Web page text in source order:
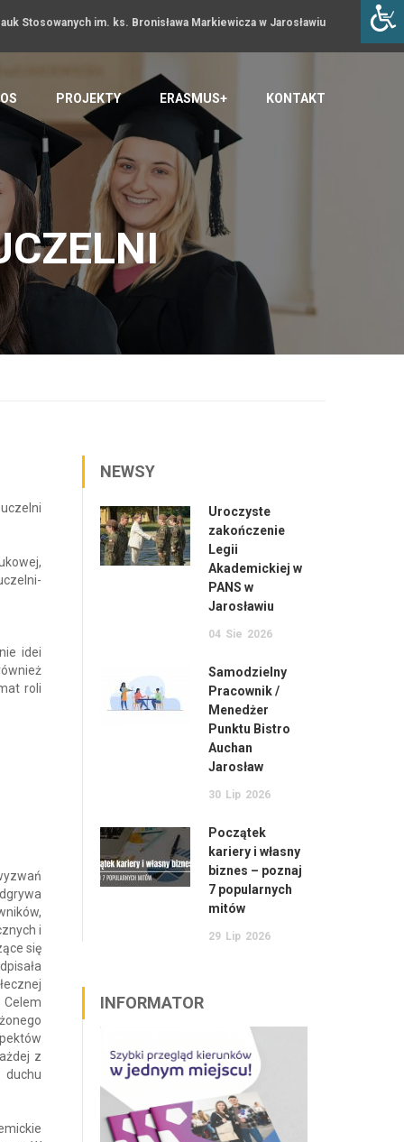
Stosowanych im. ks. Bronisława Markiewicza w Jarosławiu
PROJEKTY ERASMUS+ KONTAKT
idei
roli
i
się
z
duchu
NEWSY
Uroczyste
zakończenie
Legii
Akademickiej w
PANS w
Jarosławiu
04 Sie 2026
Samodzielny
Pracownik /
Menedżer
Punktu Bistro
Auchan
Jarosław
30 Lip 2026
Początek
kariery i własny
biznes – poznaj
7 popularnych
mitów
29 Lip 2026
INFORMATOR